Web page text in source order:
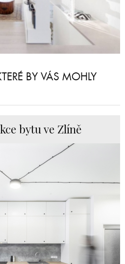
BY VÁS MOHLY
bytu ve Zlíně